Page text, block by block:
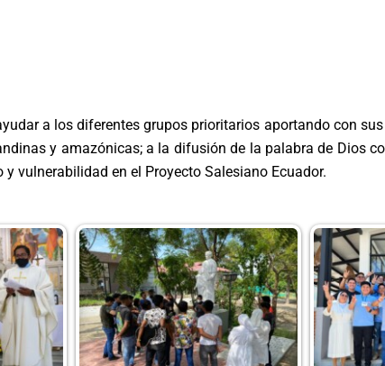
a los diferentes grupos prioritarios aportando con
y amazónicas; a la difusión de la palabra de Dios
vulnerabilidad en el Proyecto Salesiano Ecuador.